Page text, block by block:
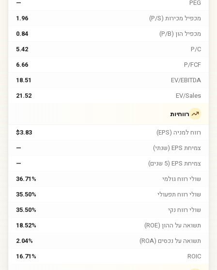
PEG
—
מכפיל מכירות (P/S)
1.96
מכפיל הון (P/B)
0.84
P/C
5.42
P/FCF
6.66
EV/EBITDA
18.51
EV/Sales
21.52
רווחיות
רווח למניה (EPS)
$3.83
צמיחת EPS (שנתי)
—
צמיחת EPS (5 שנים)
—
שולי רווח גולמי
36.71%
שולי רווח תפעולי
35.50%
שולי רווח נקי
35.50%
תשואה על ההון (ROE)
18.52%
תשואה על נכסים (ROA)
2.04%
ROIC
16.71%